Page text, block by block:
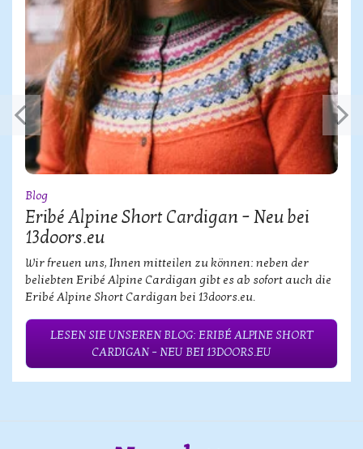
Blog
Eribé Alpine Short Cardigan – Neu bei
13doors.eu
Wir freuen uns, Ihnen mitteilen zu können: neben der
beliebten Eribé Alpine Cardigan gibt es ab sofort auch die
Eribé Alpine Short Cardigan bei 13doors.eu.
LESEN SIE UNSEREN BLOG: ERIBÉ ALPINE SHORT
CARDIGAN – NEU BEI 13DOORS.EU